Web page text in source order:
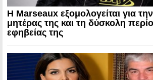
Η Marseaux εξομολογείται για
μητέρας της και τη δύσκολη
εφηβείας της